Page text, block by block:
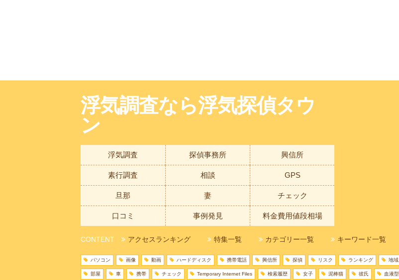
浮気調査なら浮気探偵タウ
ン
浮気調査 探偵事務所 興信所
素行調査 相談 GPS
旦那 妻 チェック
口コミ 事例発見 料金費用値段相場
CONTENT アクセスランキング 特集一覧 カテゴリー一覧 キーワード一覧
パソコン 画像 動画 ハードディスク 携帯電話 興信所 探偵 リスク ランキング 地域
部屋 車 携帯 チェック Temporary Internet Files 検索履歴 女子 泥棒猫 彼氏 血液型